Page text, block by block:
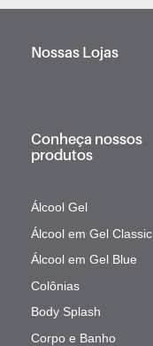
Nossas Lojas
Conheça nossos
produtos
Álcool Gel
Álcool em Gel Classic
Álcool em Gel Blue
Colônias
Body Splash
Corpo e Banho